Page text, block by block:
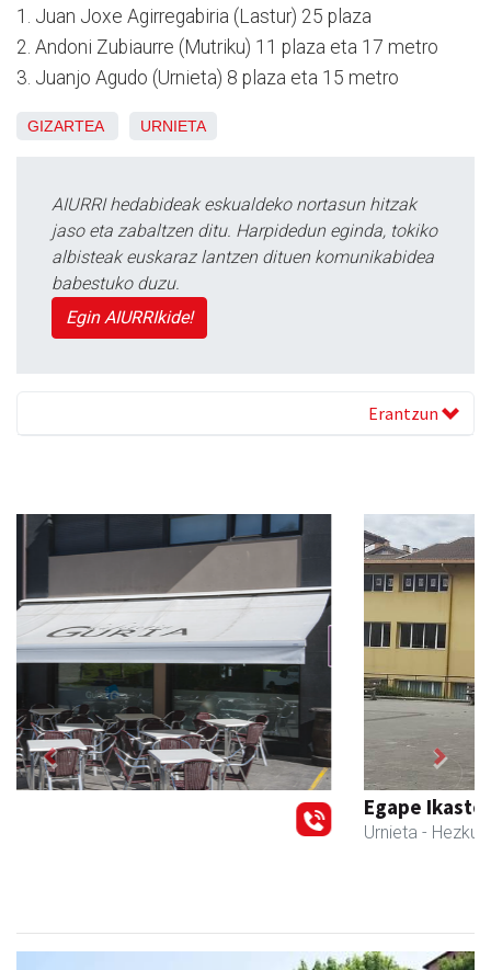
1. Juan Joxe Agirregabiria (Lastur) 25 plaza
2. Andoni Zubiaurre (Mutriku) 11 plaza eta 17 metro
3. Juanjo Agudo (Urnieta) 8 plaza eta 15 metro
GIZARTEA URNIETA
AIURRI hedabideak eskualdeko nortasun hitzak
jaso eta zabaltzen ditu. Harpidedun eginda, tokiko
albisteak euskaraz lantzen dituen komunikabidea
babestuko duzu.
Egin AIURRIkide!
Erantzun
Previous Next